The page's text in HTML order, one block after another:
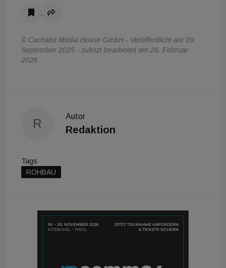
&nbsp;
© Cachalot Media House GmbH - Veröffentlicht am 09.
September 2025 - zuletzt bearbeitet am 26. Februar
2026
R
Autor
Redaktion
Tags
ROHBAU